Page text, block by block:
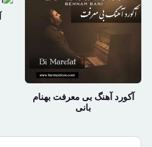
آکورد آهنگ بی معرفت بهنام
بانی